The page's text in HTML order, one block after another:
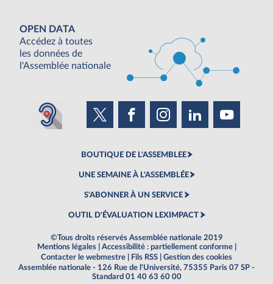
OPEN DATA
Accédez à toutes
les données de
l'Assemblée nationale
BOUTIQUE DE L'ASSEMBLEE
UNE SEMAINE À L'ASSEMBLÉE
S'ABONNER À UN SERVICE
OUTIL D'ÉVALUATION LEXIMPACT
©Tous droits réservés Assemblée nationale 2019
Mentions légales
Accessibilité : partiellement conforme
Contacter le webmestre
Fils RSS
Gestion des cookies
Assemblée nationale - 126 Rue de l'Université, 75355 Paris 07 SP -
Standard 01 40 63 60 00